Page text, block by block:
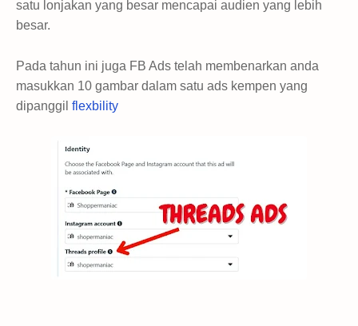
satu lonjakan yang besar mencapai audien yang lebih
besar.
Pada tahun ini juga FB Ads telah membenarkan anda
masukkan 10 gambar dalam satu ads kempen yang
dipanggil flexbility